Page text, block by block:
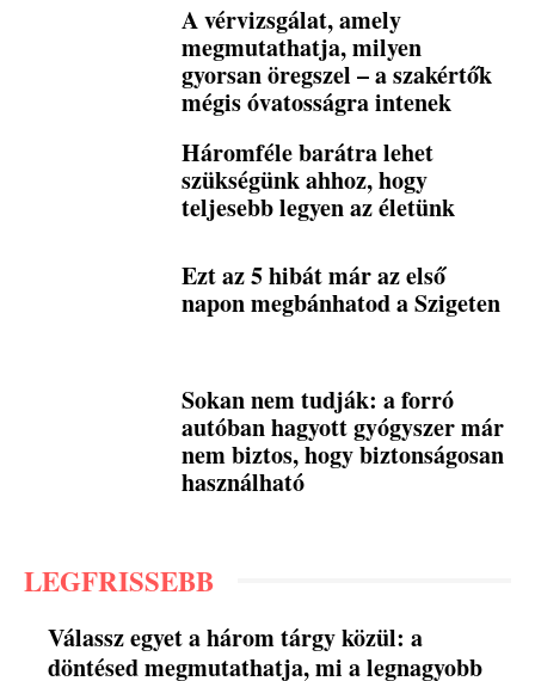
A vérvizsgálat, amely
megmutathatja, milyen
gyorsan öregszel – a szakértők
mégis óvatosságra intenek
Háromféle barátra lehet
szükségünk ahhoz, hogy
teljesebb legyen az életünk
Ezt az 5 hibát már az első
napon megbánhatod a Szigeten
Sokan nem tudják: a forró
autóban hagyott gyógyszer már
nem biztos, hogy biztonságosan
használható
LEGFRISSEBB
Válassz egyet a három tárgy közül: a
döntésed megmutathatja, mi a legnagyobb